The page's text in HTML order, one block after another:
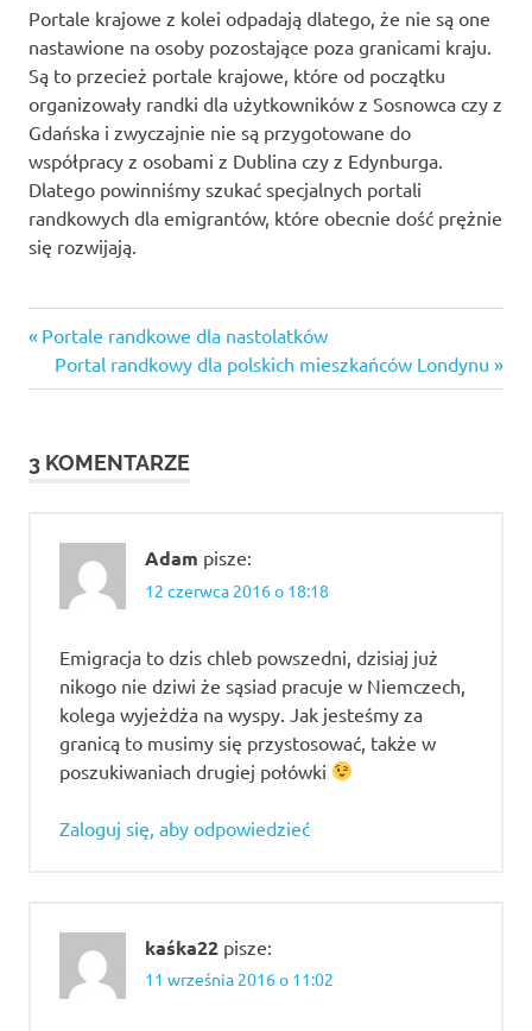
Portale krajowe z kolei odpadają dlatego, że nie są one
nastawione na osoby pozostające poza granicami kraju.
Są to przecież portale krajowe, które od początku
organizowały randki dla użytkowników z Sosnowca czy z
Gdańska i zwyczajnie nie są przygotowane do
współpracy z osobami z Dublina czy z Edynburga.
Dlatego powinniśmy szukać specjalnych portali
randkowych dla emigrantów, które obecnie dość prężnie
się rozwijają.
opinie
darmowe
dla singli
internetowe
najpopularniejsze
portale randkowe
mieszkające
na Wyspach
Brytyjskich
polish
hearts
portal
portale
randkowe
bezpłatne
Nawigacja
wpisu
Previous
Post:
Portale randkowe dla nastolatków
Next
Post:
Portal randkowy dla polskich mieszkańców Londynu
3 KOMENTARZE
Adam pisze:
12 czerwca 2016 o 18:18
Emigracja to dzis chleb powszedni, dzisiaj już
nikogo nie dziwi że sąsiad pracuje w Niemczech,
kolega wyjeżdża na wyspy. Jak jesteśmy za
granicą to musimy się przystosować, także w
poszukiwaniach drugiej połówki
Zaloguj się, aby odpowiedzieć
kaśka22 pisze:
11 września 2016 o 11:02